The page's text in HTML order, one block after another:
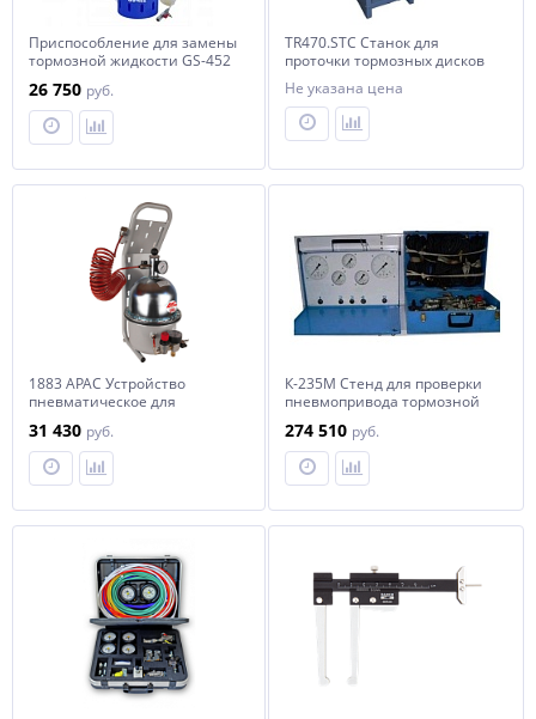
Приспособление для замены
тормозной жидкости GS-452
26 750 руб.
TR470.STC Станок для
проточки тормозных дисков
и барабанов Comec (Италия).
Для л/а.
Не указана цена
1883 APAC Устройство
пневматическое для
автомобиля
31 430 руб.
К-235М Стенд для проверки
пневмопривода тормозной
274 510 руб.